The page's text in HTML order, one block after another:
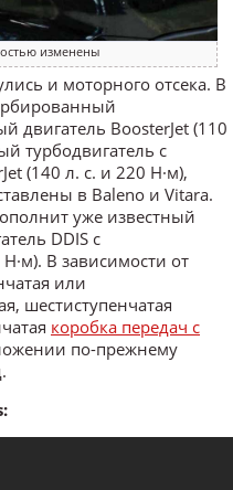
изменены
и моторного отсека. В
двигатель BoosterJet (110
турбодвигатель с
(140 л. с. и 220 Н·м),
в Baleno и Vitara.
уже известный
DDIS с
В зависимости от
или
шестиступенчатая
коробка передач с
по-прежнему